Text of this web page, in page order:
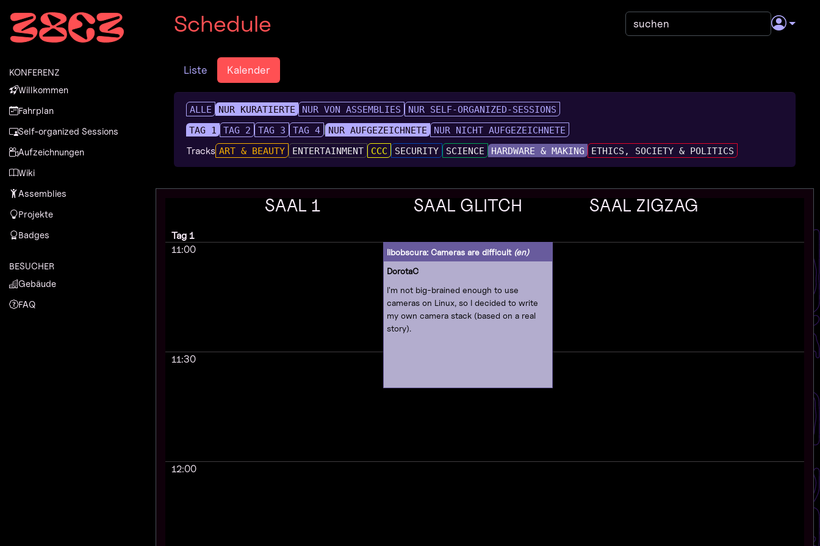
Zum Inhalt
Zum Footer
KONFERENZ
Willkommen
Fahrplan
Self-organized Sessions
Aufzeichnungen
Wiki
Assemblies
Projekte
Badges
BESUCHER
Gebäude
FAQ
Schedule
Liste Kalender
ALLE NUR KURATIERTE NUR VON ASSEMBLIES
NUR SELF-ORGANIZED-SESSIONS
TAG 1
TAG 2 TAG 3 TAG 4 NUR AUFGEZEICHNETE NUR NICHT AUFGEZEICHNETE
Tracks ART & BEAUTY ENTERTAINMENT CCC SECURITY SCIENCE HARDWARE & MAKING ETHICS, SOCIETY & POLITICS
Tag 1
11:00
11:30
12:00
SAAL 1 SAAL GLITCH
libobscura: Cameras are difficult (en)
DorotaC
I'm not big-brained enough to use
cameras on Linux, so I decided to write
my own camera stack (based on a real
story).
SAAL ZIGZAG